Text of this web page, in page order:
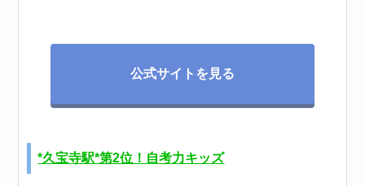
公式サイトを見る
*久宝寺駅*第2位！自考力キッズ